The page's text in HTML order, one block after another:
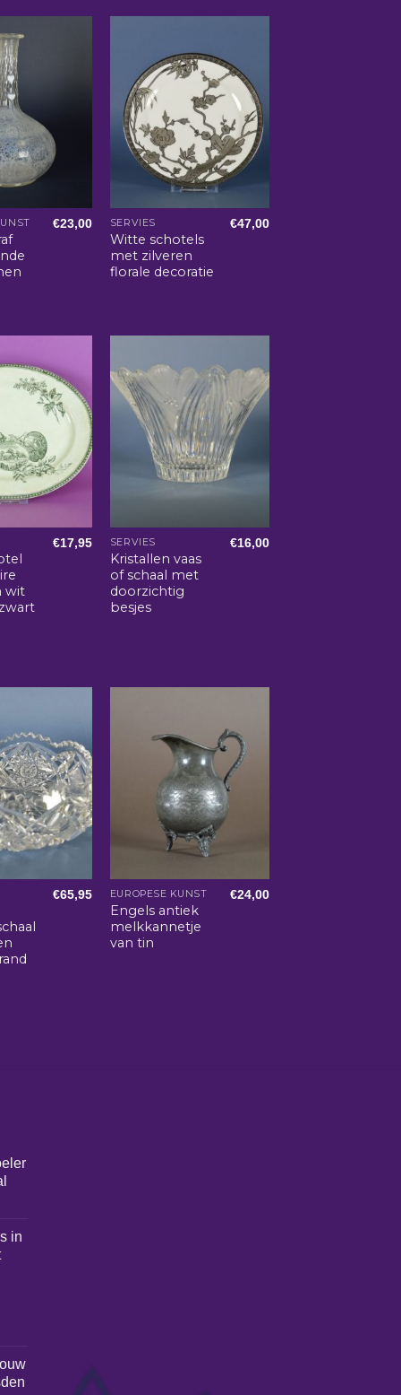
€23,00 SERVIES
Witte schotels
met zilveren
florale decoratie
€47,00
wit
€17,95 SERVIES
Kristallen vaas
of schaal met
doorzichtig
besjes
€16,00
€65,95 EUROPESE KUNST
Engels antiek
melkkannetje
van tin
€24,00
in